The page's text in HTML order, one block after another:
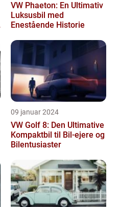
VW Phaeton: En Ultimativ
Luksusbil med
Enestående Historie
09 januar 2024
VW Golf 8: Den Ultimative
Kompaktbil til Bil-ejere og
Bilentusiaster